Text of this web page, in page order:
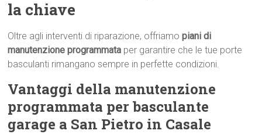
la chiave
Oltre agli interventi di riparazione, offriamopiani di
manutenzione programmata per garantire che le tue porte
basculanti rimangano sempre in perfette condizioni.
Vantaggi della manutenzione
programmata per basculante
garage a San Pietro in Casale